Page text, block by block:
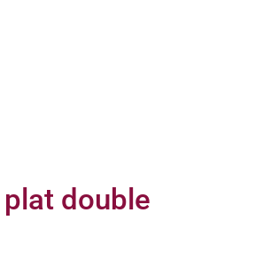
double